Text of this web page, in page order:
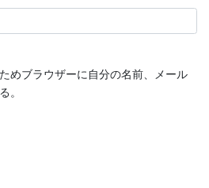
めブラウザーに自分の名前、メール
。